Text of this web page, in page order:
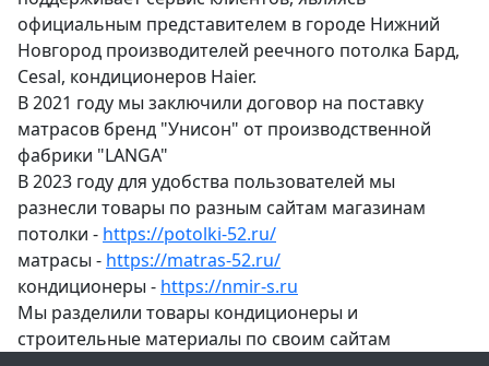
официальным представителем в городе Нижний
Новгород производителей реечного потолка Бард,
Cesal, кондиционеров Haier.
В 2021 году мы заключили договор на поставку
матрасов бренд "Унисон" от производственной
фабрики "LANGA"
В 2023 году для удобства пользователей мы
разнесли товары по разным сайтам магазинам
потолки - https://potolki-52.ru/
матрасы - https://matras-52.ru/
кондиционеры - https://nmir-s.ru
Мы разделили товары кондиционеры и
строительные материалы по своим сайтам